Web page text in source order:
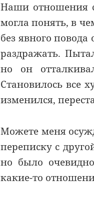
Наши отношения
могла понять, в
без явного
раздражать.
но он
Становилось все
изменился,
Можете меня
переписку с
но было
какие-то